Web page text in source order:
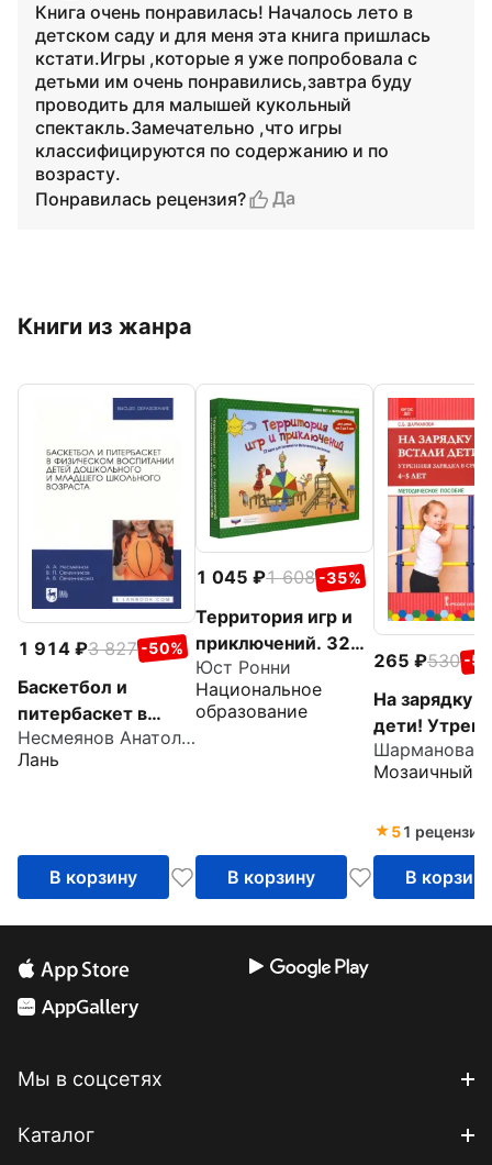
Книга очень понравилась! Началось лето в
детском саду и для меня эта книга пришлась
кстати.Игры ,которые я уже попробовала с
детьми им очень понравились,завтра буду
проводить для малышей кукольный
спектакль.Замечательно ,что игры
классифицируются по содержанию и по
возрасту.
Понравилась рецензия?
Да
Книги из жанра
1 914 3 827 -50%
Баскетбол и
питербаскет в
физическом
воспитании детей
возраста
Несмеянов Анатолий Александрович
Лань
В корзину
1 045 1 608 -35%
Территория игр и
приключений. 32
идеи для занятий
по физическому
развитию детей от
Юст Ронни
Национальное
образование
В корзину
265 530 -
На зарядку
дети!
зарядка в
группе (4–5
пособие
Мозаичный
51 рецензия
В корзину
Мы в соцсетях
Каталог